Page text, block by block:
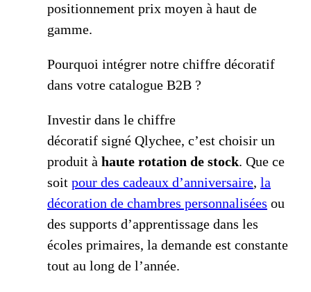
positionnement prix moyen à haut de
gamme.
Pourquoi intégrer notre chiffre décoratif
dans votre catalogue B2B ?
Investir dans le chiffre
décoratif signé Qlychee, c’est choisir un
produit à haute rotation de stock. Que ce
soit pour des cadeaux d’anniversaire, la
décoration de chambres personnalisées ou
des supports d’apprentissage dans les
écoles primaires, la demande est constante
tout au long de l’année.